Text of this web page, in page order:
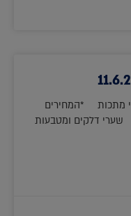
מתכות *המחירים
דלקים ומטבעות